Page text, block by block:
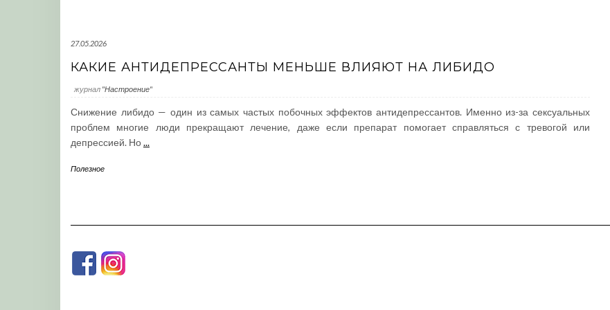
27.05.2026
КАКИЕ АНТИДЕПРЕССАНТЫ МЕНЬШЕ ВЛИЯЮТ НА ЛИБИДО
журнал "Настроение"
Снижение либидо — один из самых частых побочных эффектов антидепрессантов. Именно из-за сексуальных
проблем многие люди прекращают лечение, даже если препарат помогает справляться с тревогой или
депрессией. Но...
Полезное